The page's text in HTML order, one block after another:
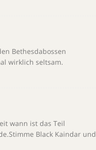
Bethesdabossen
wirklich seltsam.
wann ist das Teil
Black Kaindar und